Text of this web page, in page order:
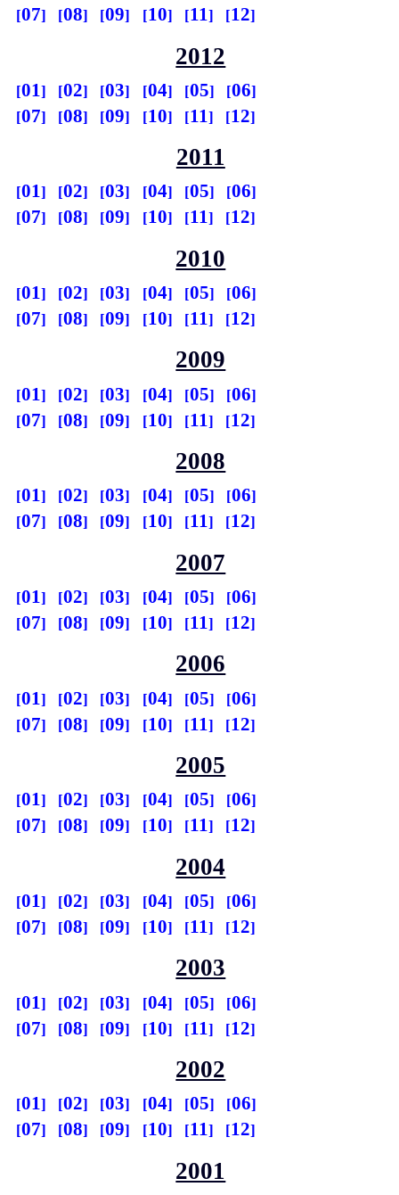
07
08 09 10 11 12
2012
01 02 03 04 05
06
07
08 09 10 11 12
2011
01 02 03 04 05
06
07
08 09 10 11 12
2010
01 02 03 04 05
06
07
08 09 10 11 12
2009
01 02 03 04 05
06
07
08 09 10 11 12
2008
01 02 03 04 05
06
07
08 09 10 11 12
2007
01 02 03 04 05
06
07
08 09 10 11 12
2006
01 02 03 04 05
06
07
08 09 10 11 12
2005
01 02 03 04 05
06
07
08 09 10 11 12
2004
01 02 03 04 05
06
07
08 09 10 11 12
2003
01 02 03 04 05
06
07
08 09 10 11 12
2002
01 02 03 04 05
06
07
08 09 10 11 12
2001